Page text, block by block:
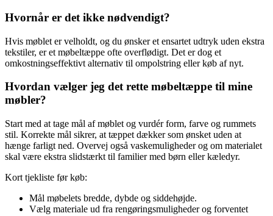
Hvornår er det ikke nødvendigt?
Hvis møblet er velholdt, og du ønsker et ensartet udtryk uden ekstra
tekstiler, er et møbeltæppe ofte overflødigt. Det er dog et
omkostningseffektivt alternativ til ompolstring eller køb af nyt.
Hvordan vælger jeg det rette møbeltæppe til mine
møbler?
Start med at tage mål af møblet og vurdér form, farve og rummets
stil. Korrekte mål sikrer, at tæppet dækker som ønsket uden at
hænge farligt ned. Overvej også vaskemuligheder og om materialet
skal være ekstra slidstærkt til familier med børn eller kæledyr.
Kort tjekliste før køb:
Mål møbelets bredde, dybde og siddehøjde.
Vælg materiale ud fra rengøringsmuligheder og forventet